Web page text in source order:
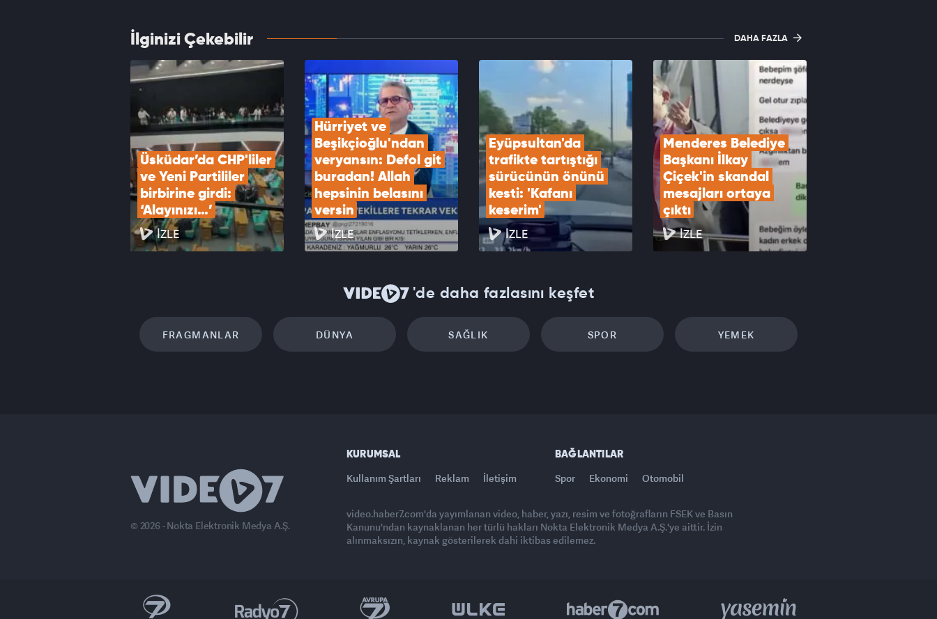
İçişleri Bakanlık DEAŞ terör örgütü için 30 ilde
düğmeye bastı!
VIDEOYU İZLE
İlginizi Çekebilir DAHA FAZLA
Üsküdar’da CHP'liler
ve Yeni Partililer
birbirine girdi:
‘Alayınızı…’
İZLE
Hürriyet ve
Beşikçioğlu'ndan
veryansın: Defol git
buradan! Allah
hepsinin belasını
versin
İZLE
Eyüpsultan'da
trafikte tartıştığı
sürücünün önünü
kesti: 'Kafanı
keserim'
İZLE
Menderes Belediye
Başkanı İlkay
Çiçek'in skandal
mesajları ortaya
çıktı
İZLE
'de daha fazlasını keşfet
FRAGMANLAR DÜNYA SAĞLIK SPOR YEMEK
© 2026 - Nokta Elektronik Medya A.Ş.
KURUMSAL
Kullanım Şartları Reklam İletişim
BAĞLANTILAR
Spor Ekonomi Otomobil
video.haber7.com'da yayımlanan video, haber, yazı, resim ve fotoğrafların FSEK ve Basın
Kanunu'ndan kaynaklanan her türlü hakları Nokta Elektronik Medya A.Ş.'ye aittir. İzin
alınmaksızın, kaynak gösterilerek dahi iktibas edilemez.
Ülke TV Haber7